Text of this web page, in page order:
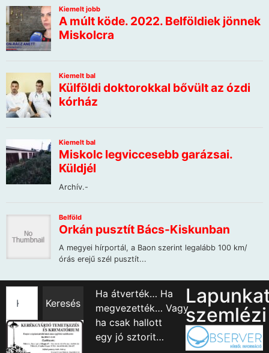
Keresés
Ha átverték… Ha
megvezették… Vagy
ha csak hallott
egy jó sztorit…
szemlézi